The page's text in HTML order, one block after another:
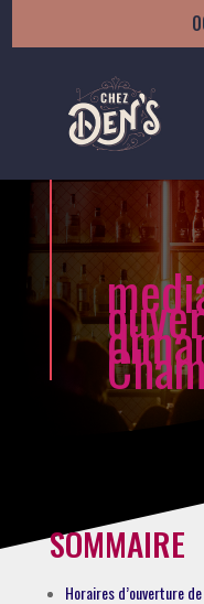
SOMMAIRE
Horaires d’ouverture